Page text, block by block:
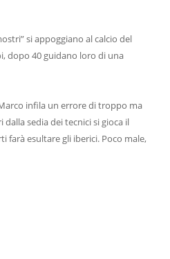
si appoggiano al calcio del
dopo 40 guidano loro di una
infila un errore di troppo ma
sedia dei tecnici si gioca il
farà esultare gli iberici. Poco male,